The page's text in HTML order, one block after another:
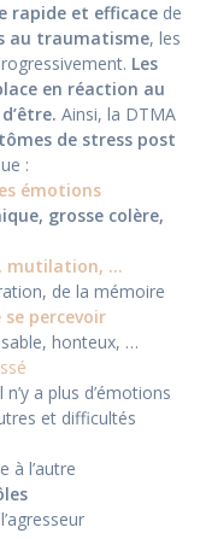
rapide et efficace de
au traumatisme, les
Les
en réaction au
Ainsi, la DTMA
de stress post
:
émotions
grosse colère,
mutilation, …
de la mémoire
percevoir
honteux, …
a plus d’émotions
et difficultés
à l’autre